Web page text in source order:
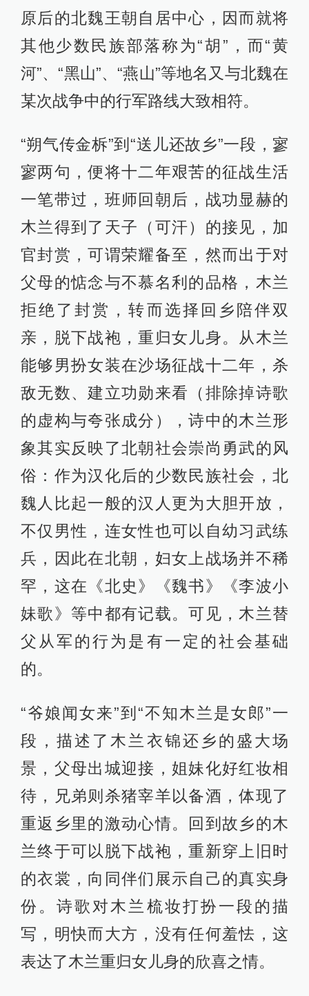
原后的北魏王朝自居中心，因而就将
其他少数民族部落称为“胡”，而“黄
河”、“黑山”、“燕山”等地名又与北魏在
某次战争中的行军路线大致相符。
“朔气传金柝”到“送儿还故乡”一段，寥
寥两句，便将十二年艰苦的征战生活
一笔带过，班师回朝后，战功显赫的
木兰得到了天子（可汗）的接见，加
官封赏，可谓荣耀备至，然而出于对
父母的惦念与不慕名利的品格，木兰
拒绝了封赏，转而选择回乡陪伴双
亲，脱下战袍，重归女儿身。从木兰
能够男扮女装在沙场征战十二年，杀
敌无数、建立功勋来看（排除掉诗歌
的虚构与夸张成分），诗中的木兰形
象其实反映了北朝社会崇尚勇武的风
俗：作为汉化后的少数民族社会，北
魏人比起一般的汉人更为大胆开放，
不仅男性，连女性也可以自幼习武练
兵，因此在北朝，妇女上战场并不稀
罕，这在《北史》《魏书》《李波小
妹歌》等中都有记载。可见，木兰替
父从军的行为是有一定的社会基础
的。
“爷娘闻女来”到“不知木兰是女郎”一
段，描述了木兰衣锦还乡的盛大场
景，父母出城迎接，姐妹化好红妆相
待，兄弟则杀猪宰羊以备酒，体现了
重返乡里的激动心情。回到故乡的木
兰终于可以脱下战袍，重新穿上旧时
的衣裳，向同伴们展示自己的真实身
份。诗歌对木兰梳妆打扮一段的描
写，明快而大方，没有任何羞怯，这
表达了木兰重归女儿身的欣喜之情。